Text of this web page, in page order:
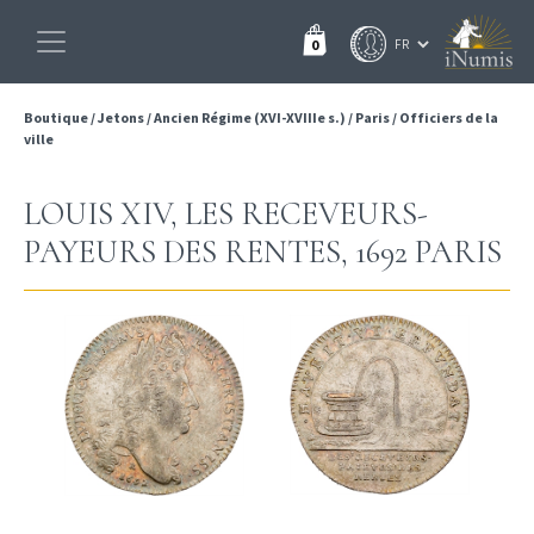
0
Boutique/Jetons/Ancien Régime (XVI-XVIIIe s.) / Paris/ Officiers de la
ville
LOUIS XIV, LES RECEVEURS-
PAYEURS DES RENTES, 1692 PARIS